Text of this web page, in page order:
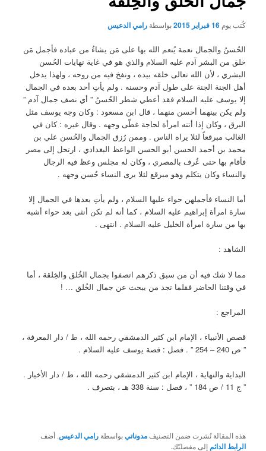
كُتب يوم16 فبراير 2015 بواسطةرامي الدعيس
الحُسنُ والجمال نعمة يُنعم الله بها على مَن يشاءُ من عباده فأجمل مَن
خلق من البشر آدم عليه السلام والذي هو في غاية نهايات الحُسن
البشري ، لأن الله تعالى خلقه بيده ، ونفخ فيه من روحه ، ولهذا يدخل
أهل الجنة الجنة على طول آدم وحسنه . ولم يأتِ أحد بعده في الجمال
إلا يوسف عليه السلام فقد أعطي شطر الحُسنُ ” أي نصف جمال آدم ”
ولم يكن بينهما أحسن منهما ، قال ابن مسعود : وكان وجه يوسف مثل
البرق ، وكان إذا أتته امرأة لحاجة غطّى وجهه . وقال غيره : كان في
الغالب مبرقعاً لئلا يراه الناس . وممن رُزق الجمال والحُسن علي بن
محمد بن أحمد الحسن أبو الحسن الواعظ البغدادي ، ارتحل إلى مصر
فأقام بها حتى عُرف بالمصري ، وكان له مجلس وعظ فيه الرجال
والنساء وكان يتكلم وهو مبرقع لئلا يرى النساء حُسن وجهه .
أما النساء فأجملهن حواء عليها السلام ، ولم يأتِ بعدها في الجمال إلا
سارة امرأة إبراهيم عليه السلام ، كما أنه لم تكن أنثى بعد حواء أشبه
بها من سارة امرأة الخليل عليه السلام . انتهى .
الشاهد :
مما لا شك فيه أن من سبق ذكرهم اتصفوا بجمال الخُلق والخِلقة ، أما
في وقتنا الحاضر فقلما تجد من يبحث عن جمال الخُلق … !
المراجع :
قصص الأنبياء ، الإمام ابن كثير الدمشقي رحمه الله ، ط / دار المعرفة ،
” ص 240 – 254 ” . فصل : قصة يوسف عليه السلام .
البداية والنهاية ، الإمام ابن كثير الدمشقي رحمه الله ، ط / دار الأخيار .
” ج 11 / ص 184 ” ، فصل : سنة 338 هـ ، بتصرف .
هذه المقالة نُشرت ضمن التصنيفمدوناتيبواسطةرامي الدعيس. أضف
الرابط الدائم إلى مفضلتّك.